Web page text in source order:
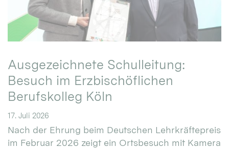
Ausgezeichnete Schulleitung:
Besuch im Erzbischöflichen
Berufskolleg Köln
17. Juli 2026
Nach der Ehrung beim Deutschen Lehrkräftepreis
im Februar 2026 zeigt ein Ortsbesuch mit Kamera